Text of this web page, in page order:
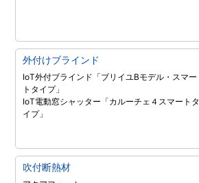
外付けブラインド
IoT外付ブラインド「ブリイユBモデル・スマー
トタイプ」
IoT電動窓シャッター「カルーチェ４スマートタ
イプ」
吹付断熱材